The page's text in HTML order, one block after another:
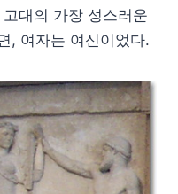
고대의 가장 성스러운
, 여자는 여신이었다.